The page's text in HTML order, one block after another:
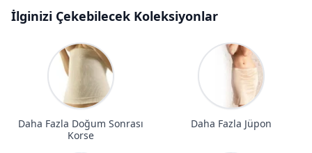
İlginizi Çekebilecek Koleksiyonlar
Daha Fazla Doğum Sonrası
Korse
Daha Fazla Jüpon